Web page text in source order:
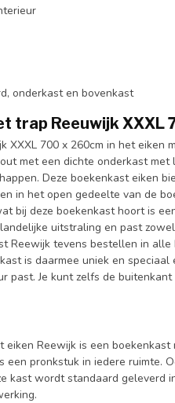
onderkast en bovenkast
trap Reeuwijk XXXL
XXXL 700 x 260cm in het eiken
met een dichte onderkast
Deze boekenkast eiken
in het open gedeelte van de
bij deze boekenkast hoort is
uitstraling en past
Reewijk tevens bestellen in
is daarmee uniek en
past. Je kunt zelfs de
Reewijk is een
pronkstuk in iedere ruimte.
kast wordt standaard geleverd